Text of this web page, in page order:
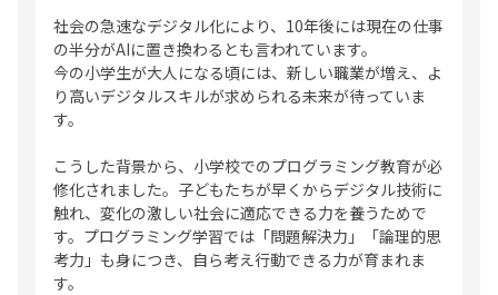
社会の急速なデジタル化により、10年後には現在の仕事
の半分がAIに置き換わるとも言われています。
今の小学生が大人になる頃には、新しい職業が増え、よ
り高いデジタルスキルが求められる未来が待っていま
す。
こうした背景から、小学校でのプログラミング教育が必
修化されました。子どもたちが早くからデジタル技術に
触れ、変化の激しい社会に適応できる力を養うためで
す。プログラミング学習では「問題解決力」「論理的思
考力」も身につき、自ら考え行動できる力が育まれま
す。